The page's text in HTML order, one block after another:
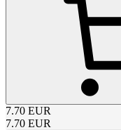
7.70 EUR
7.70 EUR